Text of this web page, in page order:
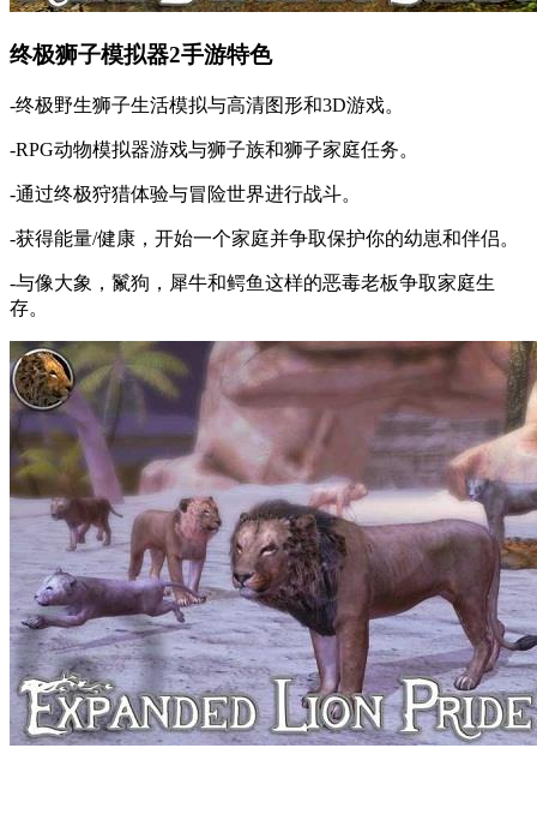
终极狮子模拟器2手游特色
-终极野生狮子生活模拟与高清图形和3D游戏。
-RPG动物模拟器游戏与狮子族和狮子家庭任务。
-通过终极狩猎体验与冒险世界进行战斗。
-获得能量/健康，开始一个家庭并争取保护你的幼崽和伴侣。
-与像大象，鬣狗，犀牛和鳄鱼这样的恶毒老板争取家庭生
存。